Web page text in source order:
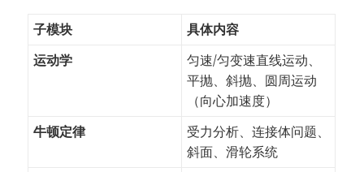
子模块
具体内容
运动学
匀速/匀变速直线运动、
平抛、斜抛、圆周运动
（向心加速度）
牛顿定律
受力分析、连接体问题、
斜面、滑轮系统